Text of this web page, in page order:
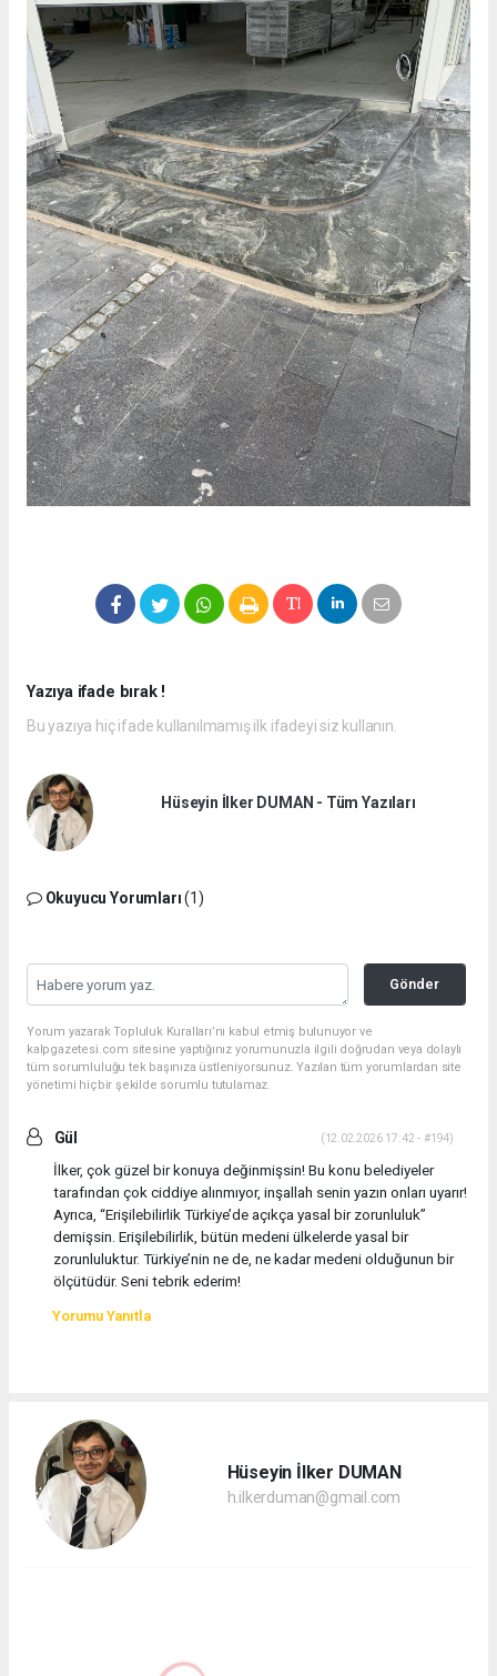
Yazıya ifade bırak !
Bu yazıya hiç ifade kullanılmamış ilk ifadeyi siz kullanın.
Hüseyin İlker DUMAN - Tüm Yazıları
Okuyucu Yorumları(1)
Gönder
Yorum yazarak Topluluk Kuralları’nı kabul etmiş bulunuyor ve
kalpgazetesi.com sitesine yaptığınız yorumunuzla ilgili doğrudan veya dolaylı
tüm sorumluluğu tek başınıza üstleniyorsunuz. Yazılan tüm yorumlardan site
yönetimi hiçbir şekilde sorumlu tutulamaz.
Gül (12.02.2026 17:42 - #194)
İlker, çok güzel bir konuya değinmişsin! Bu konu belediyeler
tarafından çok ciddiye alınmıyor, inşallah senin yazın onları uyarır!
Ayrıca, “Erişilebilirlik Türkiye’de açıkça yasal bir zorunluluk”
demişsin. Erişilebilirlik, bütün medeni ülkelerde yasal bir
zorunluluktur. Türkiye’nin ne de, ne kadar medeni olduğunun bir
ölçütüdür. Seni tebrik ederim!
Yorumu Yanıtla
Hüseyin İlker DUMAN
h.ilkerduman@gmail.com